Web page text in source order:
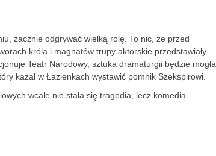
zacznie odgrywać wielką rolę. To nic, że przed
króla i magnatów trupy aktorskie przedstawiały
Teatr Narodowy, sztuka dramaturgii będzie mogła
kazał w Łazienkach wystawić pomnik Szekspirowi.
wcale nie stała się tragedia, lecz komedia.